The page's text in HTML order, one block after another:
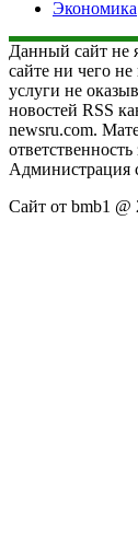
Экономика
Данный сайт не
сайте ни чего
услуги не
новостей RSS
newsru.com.
Администрация
Сайт от bmb1 @